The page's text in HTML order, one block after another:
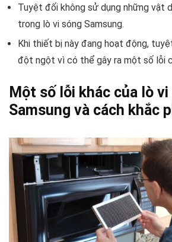
Tuyệt đối không sử dụng những vật
trong lò vi sóng Samsung.
Khi thiết bị này đang hoạt động,
đột ngột vì có thể gây ra một số lỗi
Một số lỗi khác của lò vi
Samsung và cách khắc